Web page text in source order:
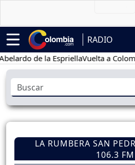
RADIO
de la EspriellaVuelta a Colombia
LA RUMBERA SAN
106.3 FM